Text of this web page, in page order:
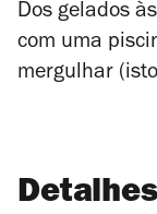
Dos gelados
com uma
mergulhar
Detalhes